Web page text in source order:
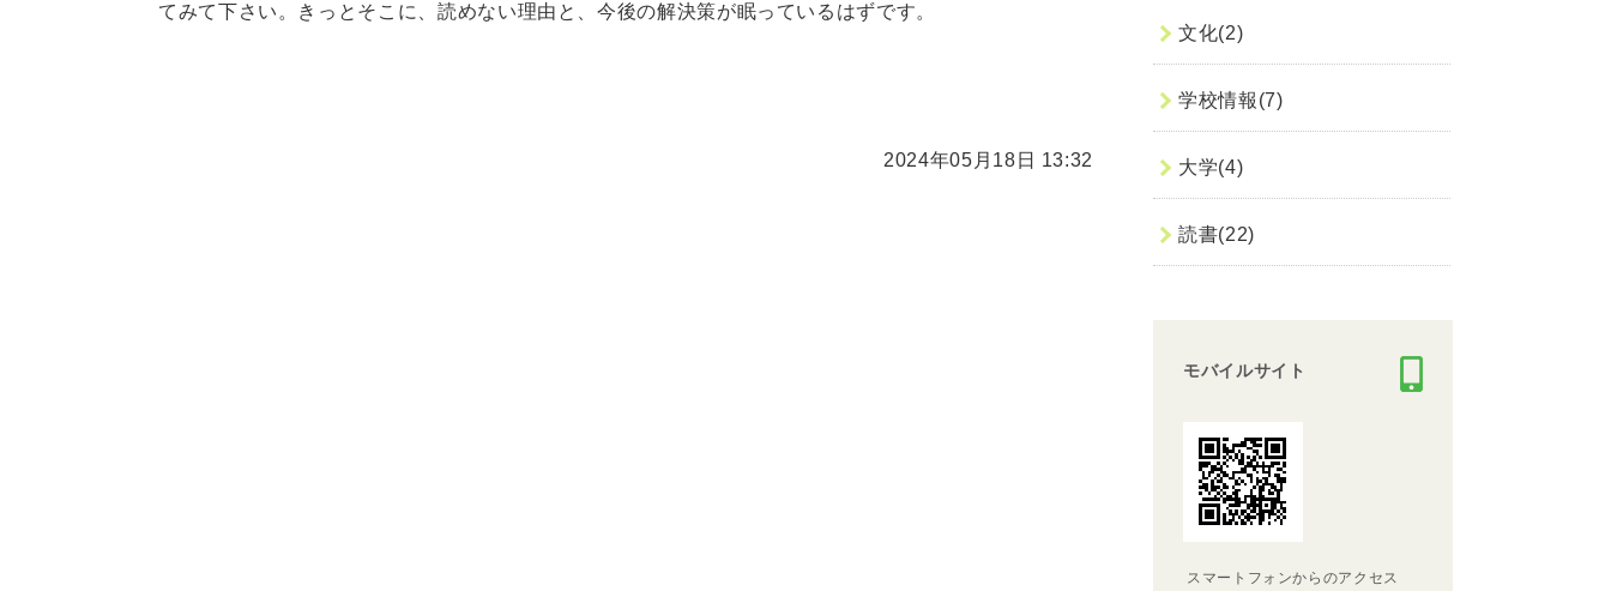
てみて下さい。きっとそこに、読めない理由と、今後の解決策が眠っているはずです。
2024年05月18日 13:32
文化(2)
学校情報(7)
大学(4)
読書(22)
モバイルサイト
スマートフォンからのアクセス